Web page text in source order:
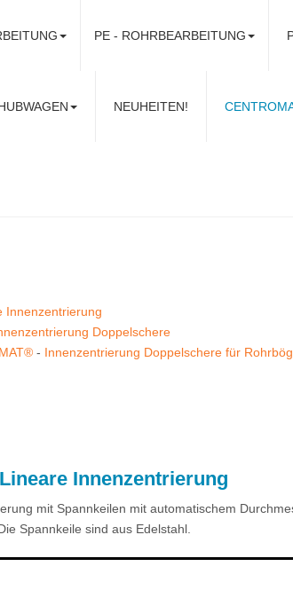
PE - ROHRBEARBEITUNG
NEUHEITEN!
+49 (0) 63 22 40 94 99 4oder per Mail:
Innenzentrierung
Doppelschere
- Innenzentrierung Doppelschere für
Innenzentrierung
mit Spannkeilen mit automatischem
Spannkeile sind aus Edelstahl.